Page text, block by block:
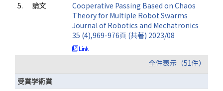
5. 論文
Cooperative Passing Based on Chaos
Theory for Multiple Robot Swarms
Journal of Robotics and Mechatronics
35 (4),969-976頁 (共著) 2023/08
全件表示（51件）
受賞学術賞